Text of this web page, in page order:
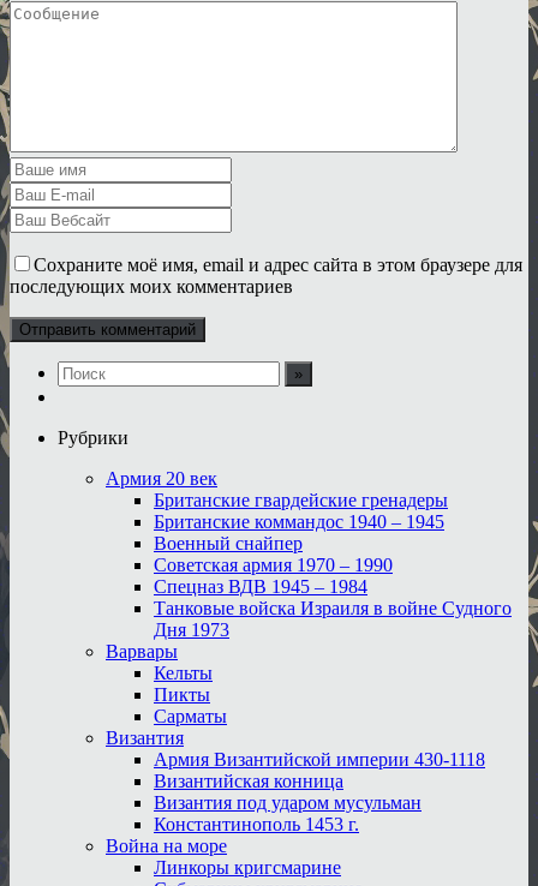
Сохраните моё имя, email и адрес сайта в этом браузере для
последующих моих комментариев
Рубрики
Армия 20 век
Британские гвардейские гренадеры
Британские коммандос 1940 – 1945
Военный снайпер
Советская армия 1970 – 1990
Спецназ ВДВ 1945 – 1984
Танковые войска Израиля в войне Судного
Дня 1973
Варвары
Кельты
Пикты
Сарматы
Византия
Армия Византийской империи 430-1118
Византийская конница
Византия под ударом мусульман
Константинополь 1453 г.
Война на море
Линкоры кригсмарине